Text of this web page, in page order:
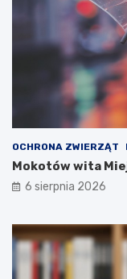
OCHRONA ZWIERZĄT
Mokotów wita
6 sierpnia 2026